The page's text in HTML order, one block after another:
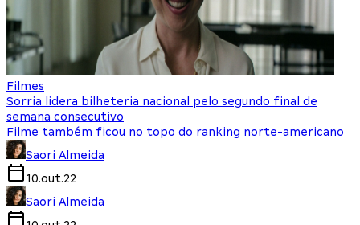
Filmes
Sorria lidera bilheteria nacional pelo segundo final de
semana consecutivo
Filme também ficou no topo do ranking norte-americano
Saori Almeida
10.out.22
Saori Almeida